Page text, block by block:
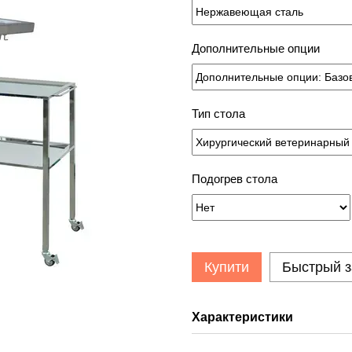
Дополнительные опции
Тип стола
Подогрев стола
Купити Быстрый
Характеристики